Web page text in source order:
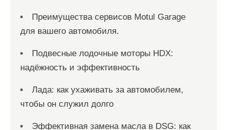
Преимущества сервисов Motul Garage
для вашего автомобиля.
Подвесные лодочные моторы HDX:
надёжность и эффективность
Лада: как ухаживать за автомобилем,
чтобы он служил долго
Эффективная замена масла в DSG: как